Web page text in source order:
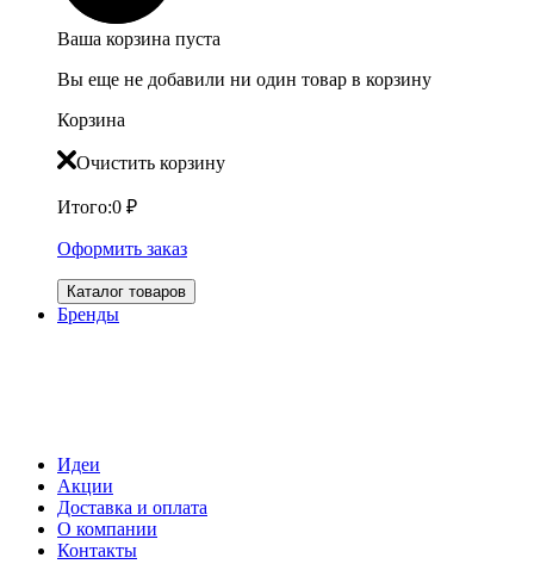
Ваша корзина пуста
Вы еще не добавили ни один товар в корзину
Корзина
Очистить корзину
Итого:0 ₽
Оформить заказ
Каталог товаров
Бренды
Идеи
Акции
Доставка и оплата
О компании
Контакты